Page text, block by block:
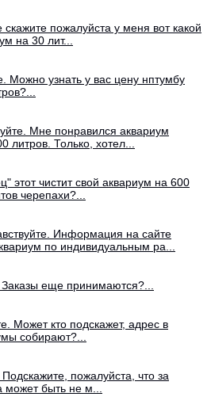
скажите пожалуйста у меня вот какой
на 30 лит...
Можно узнать у вас цену нптумбу
Мне понравился аквариум
литров. Только, хотел...
этот чистит свой аквариум на 600
черепахи?...
Информация на сайте
по индивидуальным ра...
еще принимаются?...
Может кто подскажет, адрес в
собирают?...
пожалуйста, что за
может быть не м...